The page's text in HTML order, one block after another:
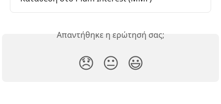
Απαντήθηκε η ερώτησή σας;
😞 😐 😃